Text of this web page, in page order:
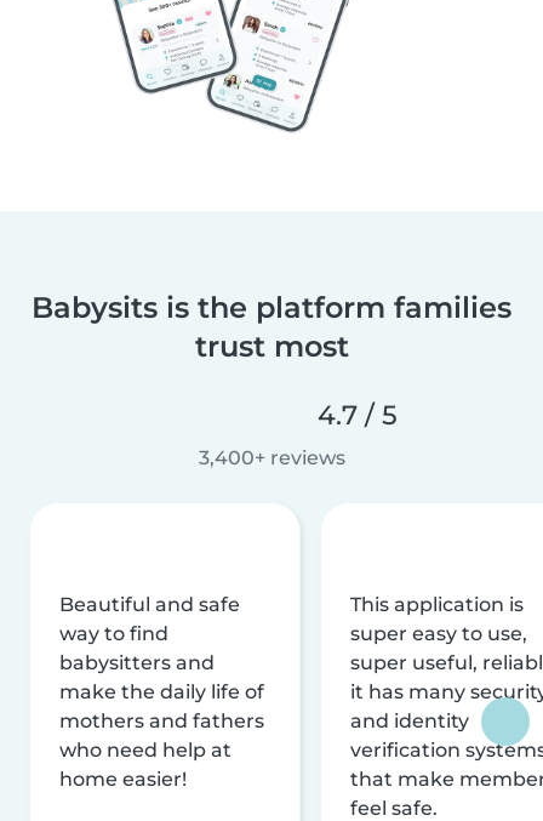
Babysits is the platform families
trust most
4.7 / 5
3,400+ reviews
Beautiful and safe
way to find
babysitters and
make the daily life of
mothers and fathers
who need help at
home easier!
This application is
super easy to use,
super useful,
it has many
and identity
verification
that make
feel safe.